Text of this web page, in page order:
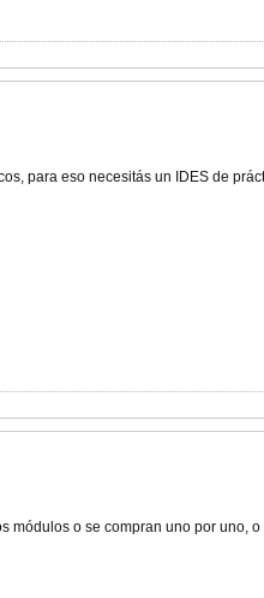
para eso necesitás un IDES de
módulos o se compran uno por uno,